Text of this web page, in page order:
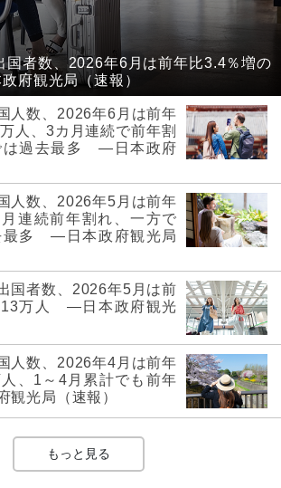
国者数、2026年6月は前年比3.4％増の
観光局（速報）
人数、2026年6月は前年
人、3カ月連続で前年割
は過去最多 ―日本政府
人数、2026年5月は前年
連続前年割れ、一方で
最多 ―日本政府観光局
国者数、2026年5月は前
万人 ―日本政府観光
人数、2026年4月は前年
、1～4月累計でも前年
光局（速報）
もっと見る